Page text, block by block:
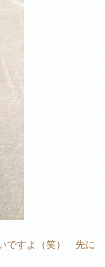
ですよ（笑） 先に